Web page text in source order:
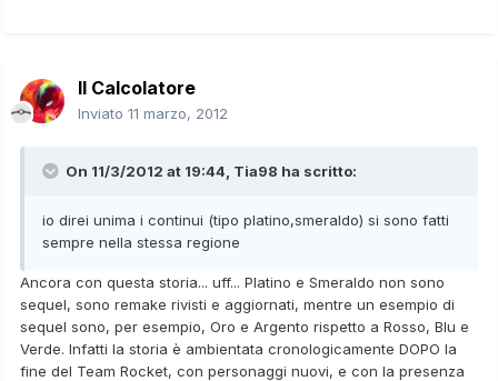
Il Calcolatore
Inviato 11 marzo, 2012
On 11/3/2012 at 19:44, Tia98 ha scritto:
io direi unima i continui (tipo platino,smeraldo) si sono fatti
sempre nella stessa regione
Ancora con questa storia... uff... Platino e Smeraldo non sono
sequel, sono remake rivisti e aggiornati, mentre un esempio di
sequel sono, per esempio, Oro e Argento rispetto a Rosso, Blu e
Verde. Infatti la storia è ambientata cronologicamente DOPO la
fine del Team Rocket, con personaggi nuovi, e con la presenza